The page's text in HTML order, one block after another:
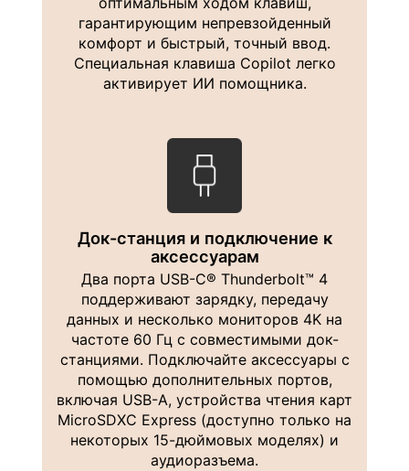
гарантирующим непревзойденный
комфорт и быстрый, точный ввод.
Специальная клавиша Copilot легко
активирует ИИ помощника.
Док-станция и подключение к
аксессуарам
Два порта USB-C® Thunderbolt™ 4
поддерживают зарядку, передачу
данных и несколько мониторов 4K на
частоте 60 Гц с совместимыми док-
станциями. Подключайте аксессуары с
помощью дополнительных портов,
включая USB-A, устройства чтения карт
MicroSDXC Express (доступно только на
некоторых 15-дюймовых моделях) и
аудиоразъема.